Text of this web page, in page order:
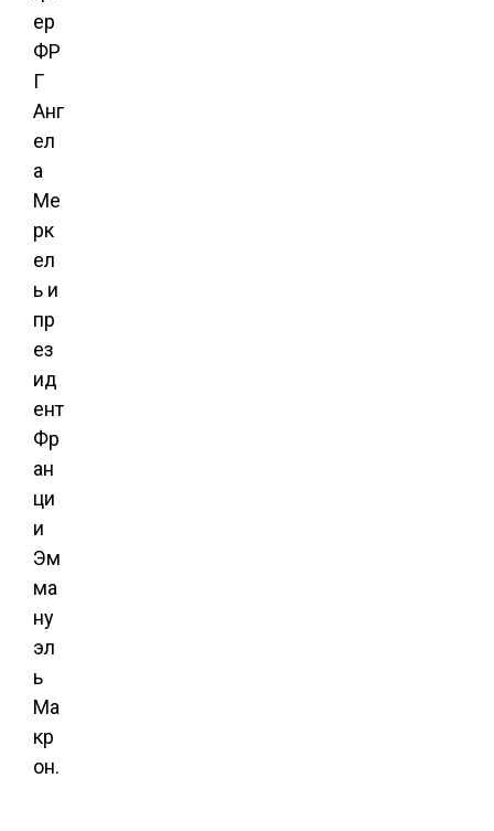
ер
ФР
Г
Анг
ел
а
Ме
рк
ел
ь и
пр
ез
ид
ент
Фр
ан
ци
и
Эм
ма
ну
эл
ь
Ма
кр
он.